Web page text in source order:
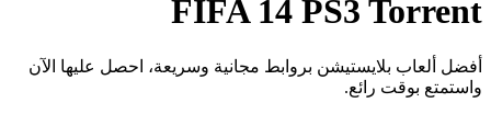
FIFA 14 PS3 Torrent
أفضل ألعاب بلايستيشن بروابط مجانية وسريعة، احصل عليها الآن
واستمتع بوقت رائع.